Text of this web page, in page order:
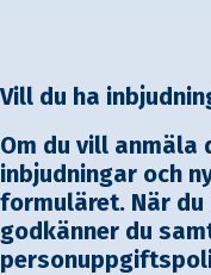
Vill du ha
Om du vill
inbjudningar och
formuläret. När
godkänner du